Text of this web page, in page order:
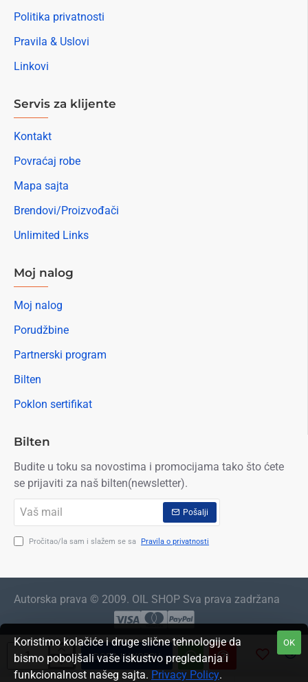
Koristimo kolačiće i druge slične tehnologije da
bismo poboljšali vaše iskustvo pregledanja i
funkcionalnost našeg sajta. Privacy Policy.
OK
DODAJ U KORPU
Politika privatnosti
Pravila & Uslovi
Linkovi
Servis za klijente
Kontakt
Povraćaj robe
Mapa sajta
Brendovi/Proizvođači
Unlimited Links
Moj nalog
Moj nalog
Porudžbine
Partnerski program
Bilten
Poklon sertifikat
Bilten
Budite u toku sa novostima i promocijama tako što ćete
se prijaviti za naš bilten(newsletter).
mail
Pošalji
Pročitao/la sam i slažem se sa Pravila o privatnosti
Autorska prava © 2009. OIL SHOP Sva prava zadržana